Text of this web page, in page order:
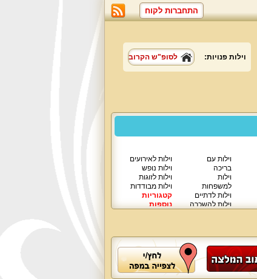
התחברות לקוח
וילות פנויות: לסופ"ש הקרוב
וילות עם
בריכה
וילות
למשפחות
וילות לדתיים
וילות להשכרה
וילות לאירועים
וילות נופש
וילות לזוגות
וילות מבודדות
קטגוריות
נוספות